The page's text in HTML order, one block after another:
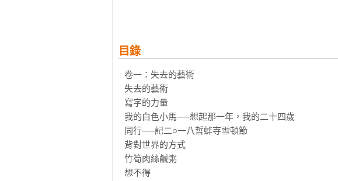
取代撕心裂肺的憾恨，更多的是平靜。
對他而言，旅途中偶然回眸，那些自己曾經擁抱過的日
換一種說法，其實就是已經失去的日子。
「失去並不可惜，具備美好形式的失去也可以視為一種
本書敘述了作者近年的生命省思，暫離工作擾攘，一段
走過疫情時受困難安的心緒，許多寶愛與珍視之人紛紛
讀書、好好跟自己相處，似乎成為相對奢侈的事。
目錄
卷一：失去的藝術
失去的藝術
寫字的力量
我的白色小馬──想起那一年，我的二十四歲
同行──記二○一八哲蚌寺雪頓節
背對世界的方式
竹筍肉絲鹹粥
想不得